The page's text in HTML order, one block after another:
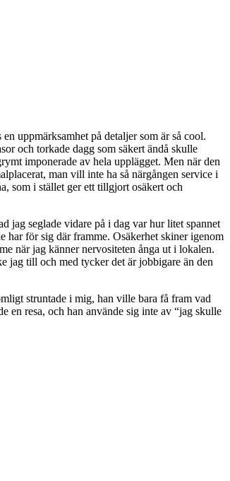
uppmärksamhet på detaljer som är så cool.
och torkade dagg som säkert ändå skulle
imponerade av hela upplägget. Men när den
man vill inte ha så närgången service i
som i stället ger ett tillgjort osäkert och
jag seglade vidare på i dag var hur litet spannet
har för sig där framme. Osäkerhet skiner igenom
när jag känner nervositeten ånga ut i lokalen.
jag till och med tycker det är jobbigare än den
struntade i mig, han ville bara få fram vad
en resa, och han använde sig inte av “jag skulle